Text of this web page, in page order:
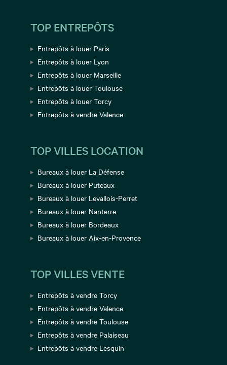
TOP ENTREPÔTS
Entrepôts à louer Paris
Entrepôts à louer Lyon
Entrepôts à louer Marseille
Entrepôts à louer Toulouse
Entrepôts à louer Torcy
Entrepôts à vendre Valence
TOP VILLES LOCATION
Bureaux à louer La Défense
Bureaux à louer Puteaux
Bureaux à louer Levallois-Perret
Bureaux à louer Nanterre
Bureaux à louer Bordeaux
Bureaux à louer Aix-en-Provence
TOP VILLES VENTE
Entrepôts à vendre Torcy
Entrepôts à vendre Valence
Entrepôts à vendre Toulouse
Entrepôts à vendre Palaiseau
Entrepôts à vendre Lesquin